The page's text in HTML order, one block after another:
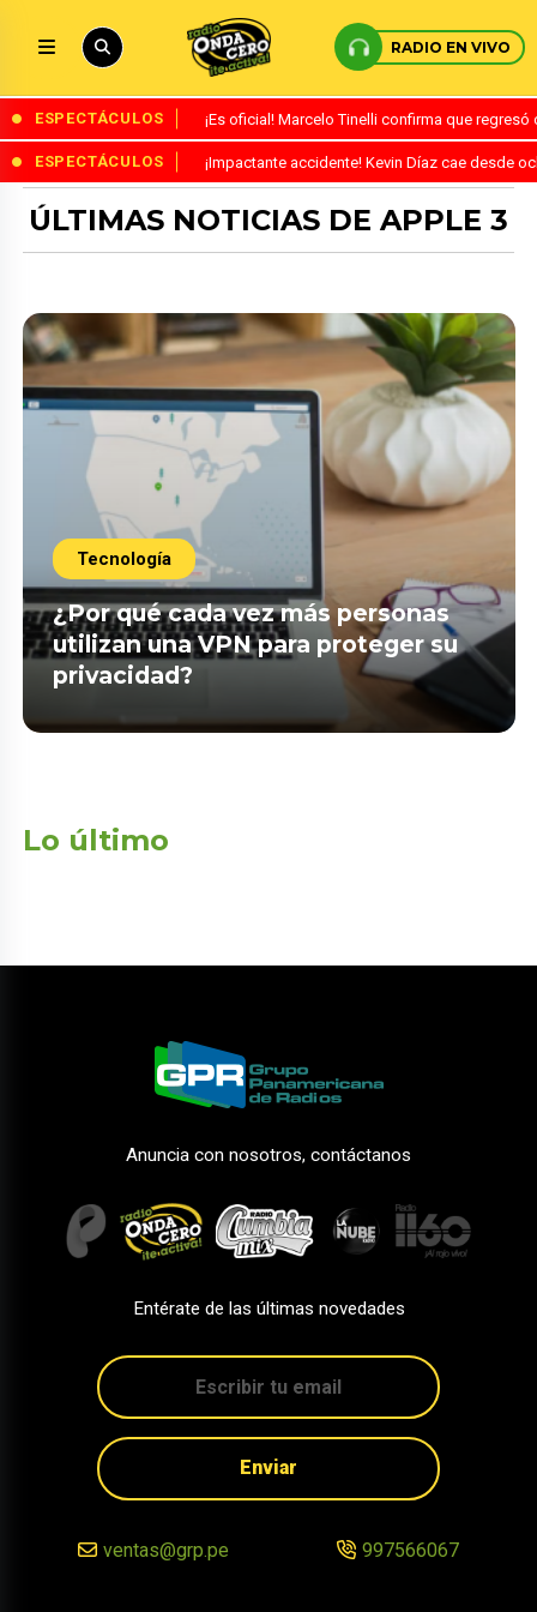
RADIO EN VIVO
ESPECTÁCULOS ¡Es oficial! Marcelo Tinelli confirma que
ESPECTÁCULOS ¡Impactante accidente! Kevin Díaz cae desde
ÚLTIMAS NOTICIAS DE APPLE 3
Tecnología
¿Por qué cada vez más personas
utilizan una VPN para proteger su
privacidad?
Lo último
Anuncia con nosotros, contáctanos
Entérate de las últimas novedades
Enviar
ventas@grp.pe 997566067